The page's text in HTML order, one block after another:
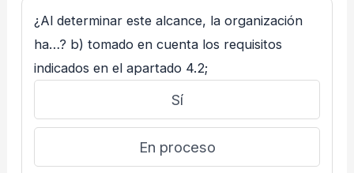
¿Al determinar este alcance, la organización
ha…? b) tomado en cuenta los requisitos
indicados en el apartado 4.2;
Sí
En proceso